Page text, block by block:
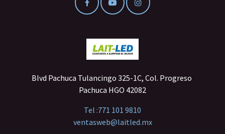
Blvd Pachuca Tulancingo 325-1C, Col. Progreso
Pachuca HGO 42082
Tel :771 101 9810
ventasweb@laitled.mx